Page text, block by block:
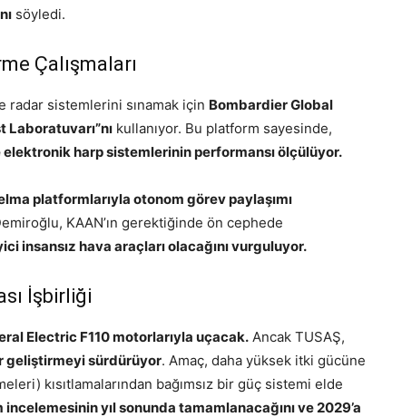
söyledi.
Çalışmaları
radar sistemlerini sınamak için Bombardier Global
Laboratuvarı”nı kullanıyor. Bu platform sayesinde,
harp sistemlerinin performansı ölçülüyor.
platformlarıyla otonom görev paylaşımı
KAAN’ın gerektiğinde ön cephede
insansız hava araçları olacağını vurguluyor.
İşbirliği
Electric F110 motorlarıyla uçacak. Ancak TUSAŞ,
geliştirmeyi sürdürüyor. Amaç, daha yüksek itki gücüne
kısıtlamalarından bağımsız bir güç sistemi elde
yıl sonunda tamamlanacağını ve 2029’a